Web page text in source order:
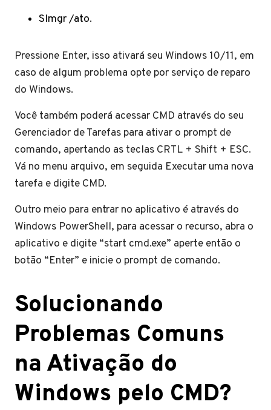
Slmgr /ato.
Pressione Enter, isso ativará seu Windows 10/11, em
caso de algum problema opte por serviço de reparo
do Windows.
Você também poderá acessar CMD através do seu
Gerenciador de Tarefas para ativar o prompt de
comando, apertando as teclas CRTL + Shift + ESC.
Vá no menu arquivo, em seguida Executar uma nova
tarefa e digite CMD.
Outro meio para entrar no aplicativo é através do
Windows PowerShell, para acessar o recurso, abra o
aplicativo e digite “start cmd.exe” aperte então o
botão “Enter” e inicie o prompt de comando.
Solucionando
Problemas Comuns
na Ativação do
Windows pelo CMD?